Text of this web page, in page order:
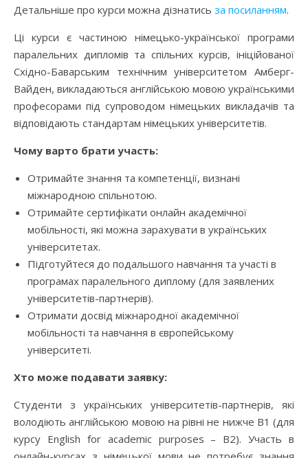
Детальніше про курси можна дізнатись за посиланням.
Ці курси є частиною німецько-української програми
паралельних дипломів та спільних курсів, ініційованої
Східно-Баварським технічним університетом Амберг-
Вайден, викладаються англійською мовою українськими
професорами під супроводом німецьких викладачів та
відповідають стандартам німецьких університетів.
Чому варто брати участь:
Отримайте знання та компетенції, визнані
міжнародною спільнотою.
Отримайте сертифікати онлайн академічної
мобільності, які можна зарахувати в українських
університетах.
Підготуйтеся до подальшого навчання та участі в
програмах паралельного диплому (для заявлених
університетів-партнерів).
Отримати досвід міжнародної академічної
мобільності та навчання в європейському
університеті.
Хто може подавати заявку:
Студенти з українських університетів-партнерів, які
володіють англійською мовою на рівні не нижче В1 (для
курсу English for academic purposes – В2). Участь в